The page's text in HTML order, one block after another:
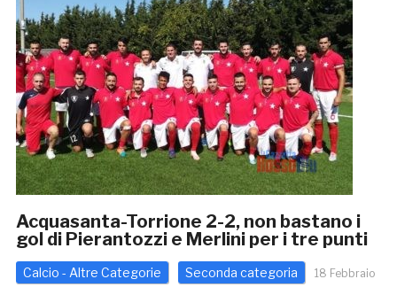
Acquasanta-Torrione 2-2, non bastano i
gol di Pierantozzi e Merlini per i tre punti
Calcio - Altre Categorie Seconda categoria
18 Febbraio